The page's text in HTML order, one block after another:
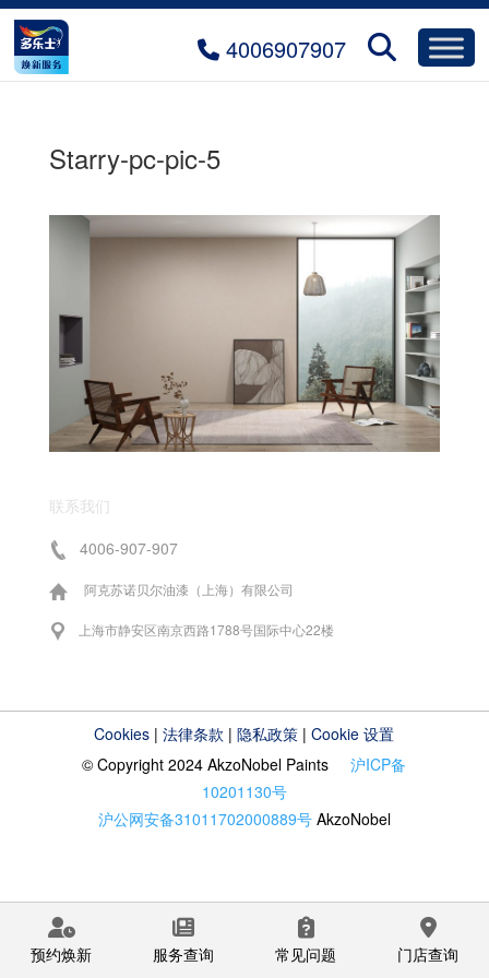
4006907907
Starry-pc-pic-5
联系我们
4006-907-907
阿克苏诺贝尔油漆（上海）有限公司
上海市静安区南京西路1788号国际中心22楼
Cookies |法律条款 |隐私政策 |Cookie 设置
© Copyright 2024 AkzoNobel Paints沪ICP备
10201130号
沪公网安备31011702000889号 AkzoNobel
预约焕新 服务查询 常见问题 门店查询